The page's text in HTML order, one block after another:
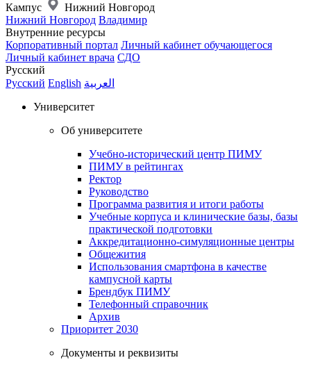
Кампус
Нижний Новгород
Нижний Новгород Владимир
Внутренние ресурсы
Корпоративный портал Личный кабинет обучающегося
Личный кабинет врача СДО
Русский
Русский English العربية
Университет
Об университете
Учебно-исторический центр ПИМУ
ПИМУ в рейтингах
Ректор
Руководство
Программа развития и итоги работы
Учебные корпуса и клинические базы, базы
практической подготовки
Аккредитационно-симуляционные центры
Общежития
Использования смартфона в качестве
кампусной карты
Брендбук ПИМУ
Телефонный справочник
Архив
Приоритет 2030
Документы и реквизиты